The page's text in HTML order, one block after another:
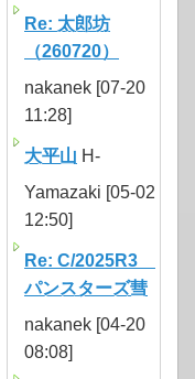
Re: 太郎坊
（260720）
nakanek [07-20
11:28]
大平山 H-
Yamazaki [05-02
12:50]
Re: C/2025R3
パンスターズ彗
nakanek [04-20
08:08]